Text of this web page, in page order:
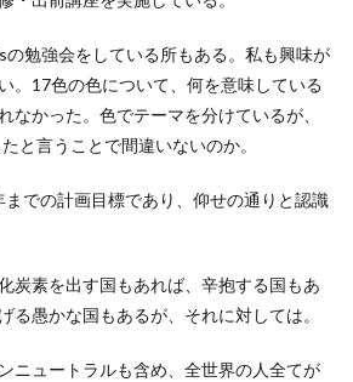
勉強会をしている所もある。私も興味が
。17色の色について、何を意味している
なかった。色でテーマを分けているが、
と言うことで間違いないのか。
での計画目標であり、仰せの通りと認識
素を出す国もあれば、辛抱する国もあ
る愚かな国もあるが、それに対しては。
ュートラルも含め、全世界の人全てが